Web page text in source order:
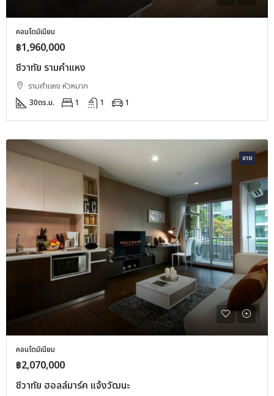
คอนโดมิเนียม
฿1,960,000
ชีวาทัย รามคำแหง
รามคำแหง หัวหมาก
30ตร.ม. 1 1 1
ขาย
คอนโดมิเนียม
฿2,070,000
ชีวาทัย ฮอลล์มาร์ค แจ้งวัฒนะ